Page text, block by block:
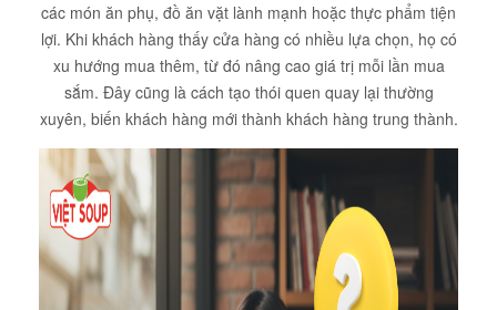
các món ăn phụ, đồ ăn vặt lành mạnh hoặc thực phẩm tiện
lợi. Khi khách hàng thấy cửa hàng có nhiều lựa chọn, họ có
xu hướng mua thêm, từ đó nâng cao giá trị mỗi lần mua
sắm. Đây cũng là cách tạo thói quen quay lại thường
xuyên, biến khách hàng mới thành khách hàng trung thành.